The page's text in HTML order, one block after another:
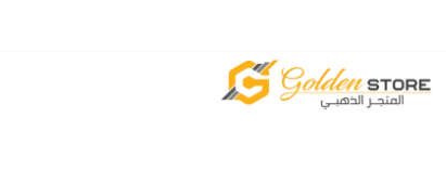
المتجر الذهبي